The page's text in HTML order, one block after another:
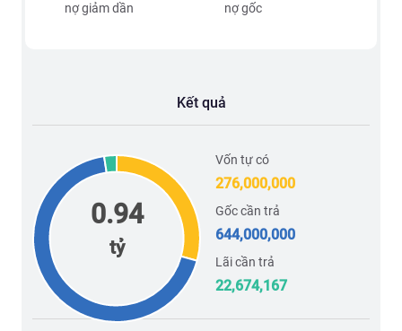
nợ giảm dần
nợ gốc
Kết quả
0.94
tỷ
Vốn tự có
276,000,000
Gốc cần trả
644,000,000
Lãi cần trả
22,674,167